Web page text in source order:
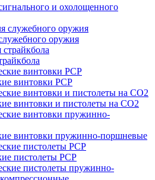
и охолощенного
оружия
винтовки PCP
винтовки и пистолеты на CO2
винтовки пружинно-поршневые
пистолеты PCP